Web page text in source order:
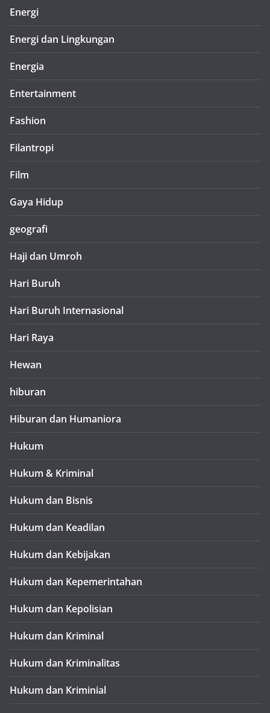
Energi
Energi dan Lingkungan
Energia
Entertainment
Fashion
Filantropi
Film
Gaya Hidup
geografi
Haji dan Umroh
Hari Buruh
Hari Buruh Internasional
Hari Raya
Hewan
hiburan
Hiburan dan Humaniora
Hukum
Hukum & Kriminal
Hukum dan Bisnis
Hukum dan Keadilan
Hukum dan Kebijakan
Hukum dan Kepemerintahan
Hukum dan Kepolisian
Hukum dan Kriminal
Hukum dan Kriminalitas
Hukum dan Kriminial